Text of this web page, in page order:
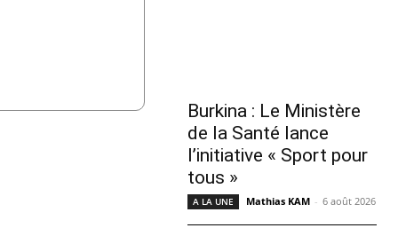
Burkina : Le Ministère
de la Santé lance
l’initiative « Sport pour
tous »
A LA UNE Mathias KAM - 6 août 2026